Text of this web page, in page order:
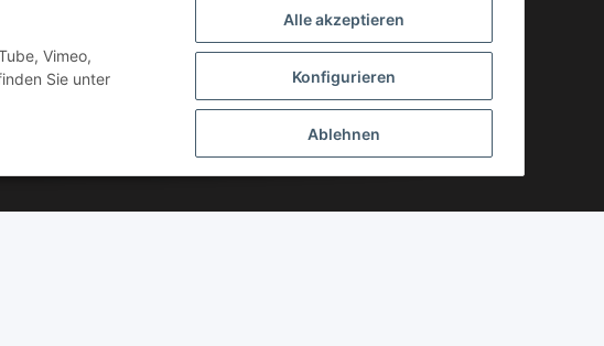
Alle akzeptieren
Konfigurieren
Ablehnen
Vimeo,
Sie unter